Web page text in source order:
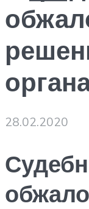
28.02.2020